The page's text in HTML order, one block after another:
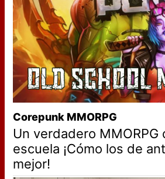
Corepunk MMORPG
Un verdadero MMORPG
escuela ¡Cómo los de
mejor!